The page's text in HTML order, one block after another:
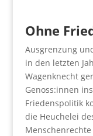
Ohne
Ausgrenzung
in den letzten
Wagenknecht
Genoss:innen
Friedenspolitik
die Heuchelei